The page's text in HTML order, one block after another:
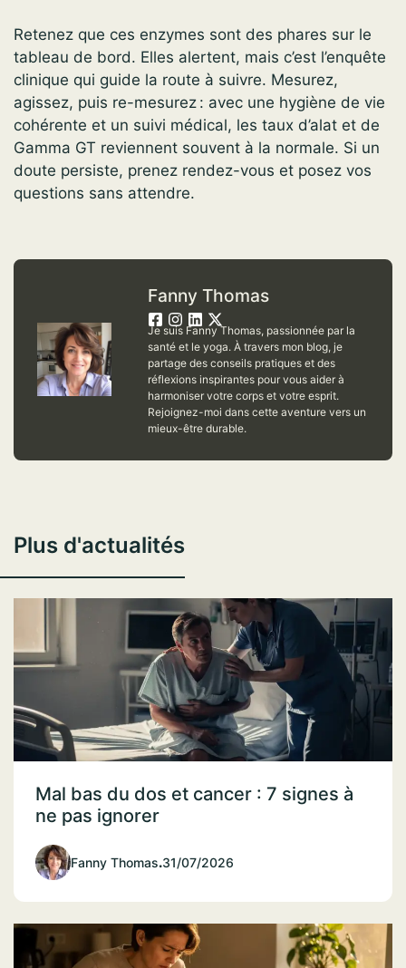
Retenez que ces enzymes sont des phares sur le
tableau de bord. Elles alertent, mais c’est l’enquête
clinique qui guide la route à suivre. Mesurez,
agissez, puis re-mesurez : avec une hygiène de vie
cohérente et un suivi médical, les taux d’alat et de
Gamma GT reviennent souvent à la normale. Si un
doute persiste, prenez rendez-vous et posez vos
questions sans attendre.
Fanny Thomas
Je suis Fanny Thomas, passionnée par la
santé et le yoga. À travers mon blog, je
partage des conseils pratiques et des
réflexions inspirantes pour vous aider à
harmoniser votre corps et votre esprit.
Rejoignez-moi dans cette aventure vers un
mieux-être durable.
Plus d'actualités
Mal bas du dos et cancer : 7 signes à
ne pas ignorer
Fanny Thomas.31/07/2026